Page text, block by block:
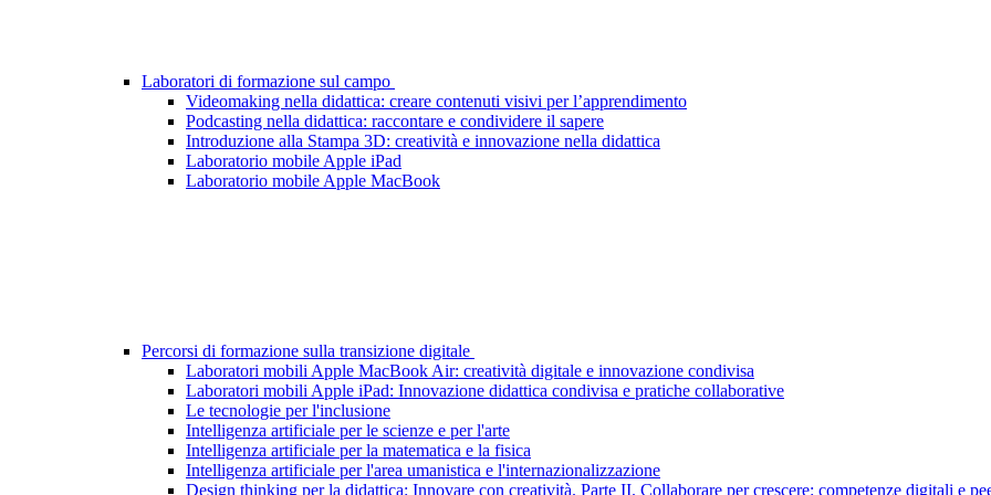
Laboratori di formazione sul campo
Videomaking nella didattica: creare contenuti visivi per l’apprendimento
Podcasting nella didattica: raccontare e condividere il sapere
Introduzione alla Stampa 3D: creatività e innovazione nella didattica
Laboratorio mobile Apple iPad
Laboratorio mobile Apple MacBook
Percorsi di formazione sulla transizione digitale
Laboratori mobili Apple MacBook Air: creatività digitale e innovazione condivisa
Laboratori mobili Apple iPad: Innovazione didattica condivisa e pratiche collaborative
Le tecnologie per l'inclusione
Intelligenza artificiale per le scienze e per l'arte
Intelligenza artificiale per la matematica e la fisica
Intelligenza artificiale per l'area umanistica e l'internazionalizzazione
Design thinking per la didattica: Innovare con creatività. Parte II. Collaborare per crescere: competenze digitali e